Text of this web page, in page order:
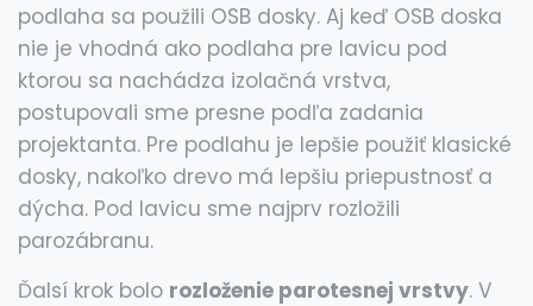
podlaha sa použili OSB dosky. Aj keď OSB doska
nie je vhodná ako podlaha pre lavicu pod
ktorou sa nachádza izolačná vrstva,
postupovali sme presne podľa zadania
projektanta. Pre podlahu je lepšie použiť klasické
dosky, nakoľko drevo má lepšiu priepustnosť a
dýcha. Pod lavicu sme najprv rozložili
parozábranu.
Ďalsí krok bolo rozloženie parotesnej vrstvy. V